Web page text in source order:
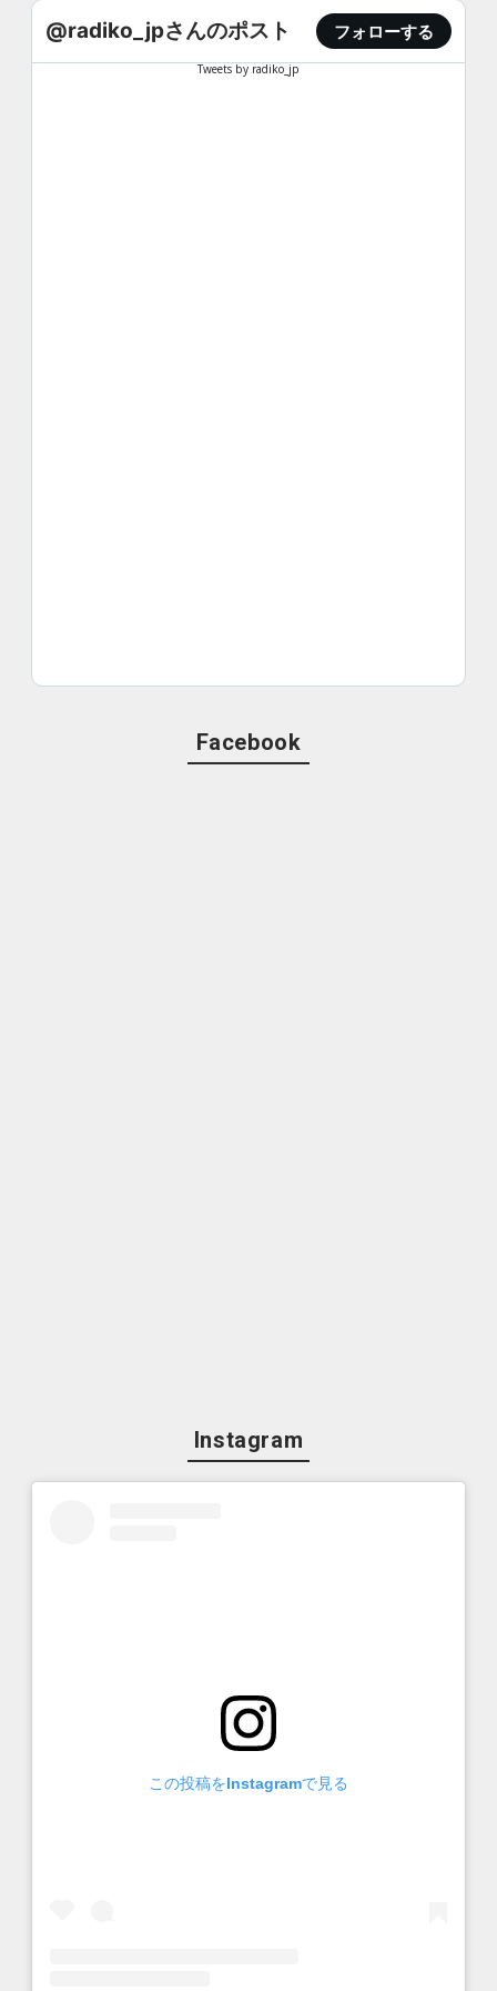
@radiko_jpさんのポスト フォローする
Tweets by radiko_jp
Facebook
Instagram
この投稿をInstagramで見る